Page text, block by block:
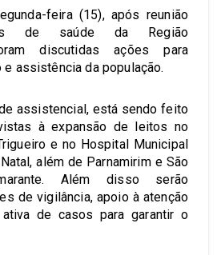
feira (15), após reunião
de saúde da Região
discutidas ações para
e assistência da população.
assistencial, está sendo feito
à expansão de leitos no
e no Hospital Municipal
além de Parnamirim e São
Além disso serão
de vigilância, apoio à atenção
de casos para garantir o